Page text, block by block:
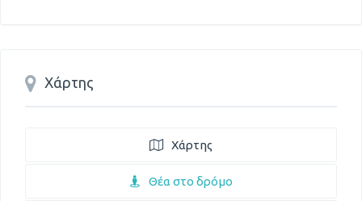
Χάρτης
Χάρτης
Θέα στο δρόμο